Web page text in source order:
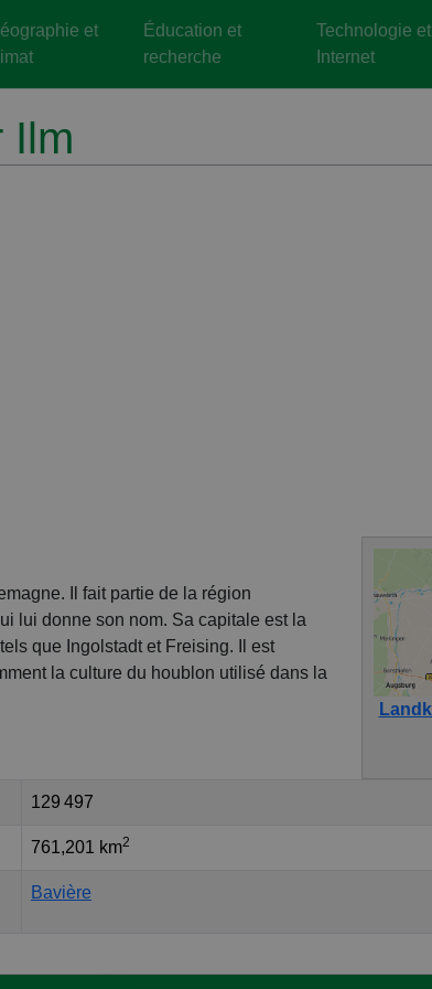
et
Éducation et
recherche
Technologie et
Internet
Ilm
Il fait partie de la région
lui donne son nom. Sa capitale est la
que Ingolstadt et Freising. Il est
la culture du houblon utilisé dans la
129 497
761,201 km2
Bavière